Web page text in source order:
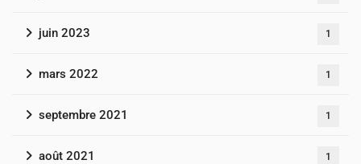
juin 2023 1
mars 2022 1
septembre 2021 1
août 2021 1